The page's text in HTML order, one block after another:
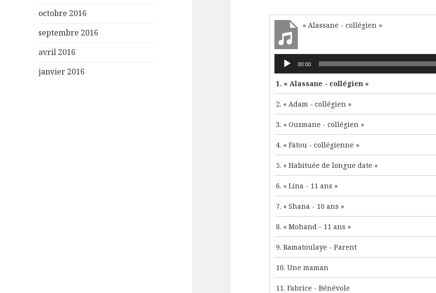
octobre 2016
septembre 2016
avril 2016
janvier 2016
« Alassane - collégien »
Lecteur
audio
00:00
1. « Alassane - collégien »
2. « Adam - collégien »
3. « Ousmane - collégien »
4. « Fatou - collégienne »
5. « Habituée de longue date »
6. « Lina - 11 ans »
7. « Shana - 10 ans »
8. « Mohand - 11 ans »
9. Ramatoulaye - Parent
10. Une maman
11. Fabrice - Bénévole